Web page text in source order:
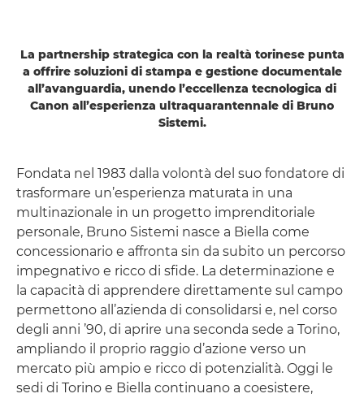
La partnership strategica con la realtà torinese punta
a offrire soluzioni di stampa e gestione documentale
all’avanguardia, unendo l’eccellenza tecnologica di
Canon all’esperienza ultraquarantennale di Bruno
Sistemi.
Fondata nel 1983 dalla volontà del suo fondatore di
trasformare un’esperienza maturata in una
multinazionale in un progetto imprenditoriale
personale, Bruno Sistemi nasce a Biella come
concessionario e affronta sin da subito un percorso
impegnativo e ricco di sfide. La determinazione e
la capacità di apprendere direttamente sul campo
permettono all’azienda di consolidarsi e, nel corso
degli anni ’90, di aprire una seconda sede a Torino,
ampliando il proprio raggio d’azione verso un
mercato più ampio e ricco di potenzialità. Oggi le
sedi di Torino e Biella continuano a coesistere,